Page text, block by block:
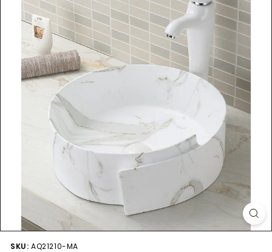
SKU: AQ21210-MA